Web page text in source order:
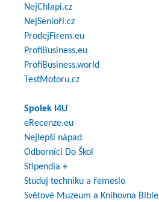
NejChlapi.cz
NejSenioři.cz
ProdejFirem.eu
ProfiBusiness.eu
ProfiBusiness.world
TestMotoru.cz
Spolek I4U
eRecenze.eu
Nejlepší nápad
Odborníci Do Škol
Stipendia +
Studuj techniku a řemeslo
Světové Muzeum a Knihovna Bible